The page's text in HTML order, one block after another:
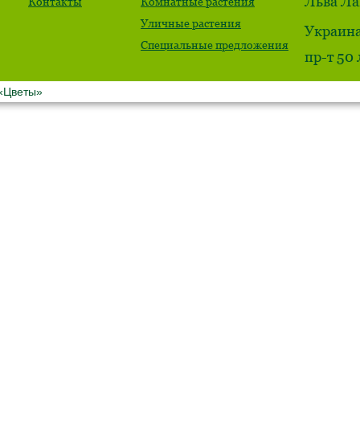
Уличные растения
Специальные предложения
пр-т 50